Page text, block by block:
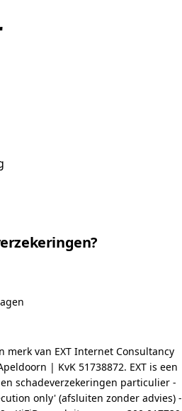
merk van EXT Internet Consultancy
| KvK 51738872. EXT is een
schadeverzekeringen particulier -
only' (afsluiten zonder advies) -